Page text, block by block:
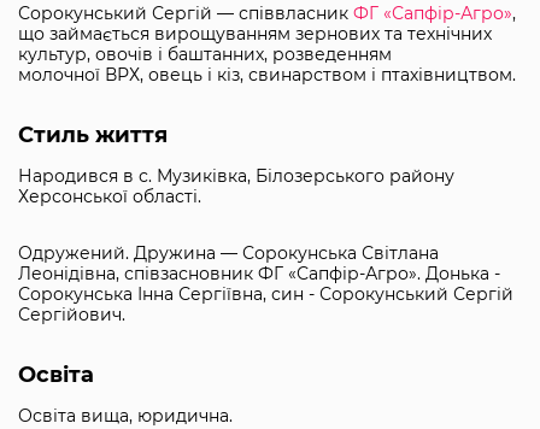
Сорокунський Сергій — співвласник ФГ «Сапфір-Агро»,
що займається вирощуванням зернових та технічних
культур, овочів і баштанних, розведенням
молочної ВРХ, овець і кіз, свинарством і птахівництвом.
Стиль життя
Народився в с. Музиківка, Білозерського району
Херсонської області.
Одружений. Дружина — Сорокунська Світлана
Леонідівна, співзасновник ФГ «Сапфір-Агро». Донька -
Сорокунська Інна Сергіївна, син - Сорокунський Сергій
Сергійович.
Освіта
Освіта вища, юридична.